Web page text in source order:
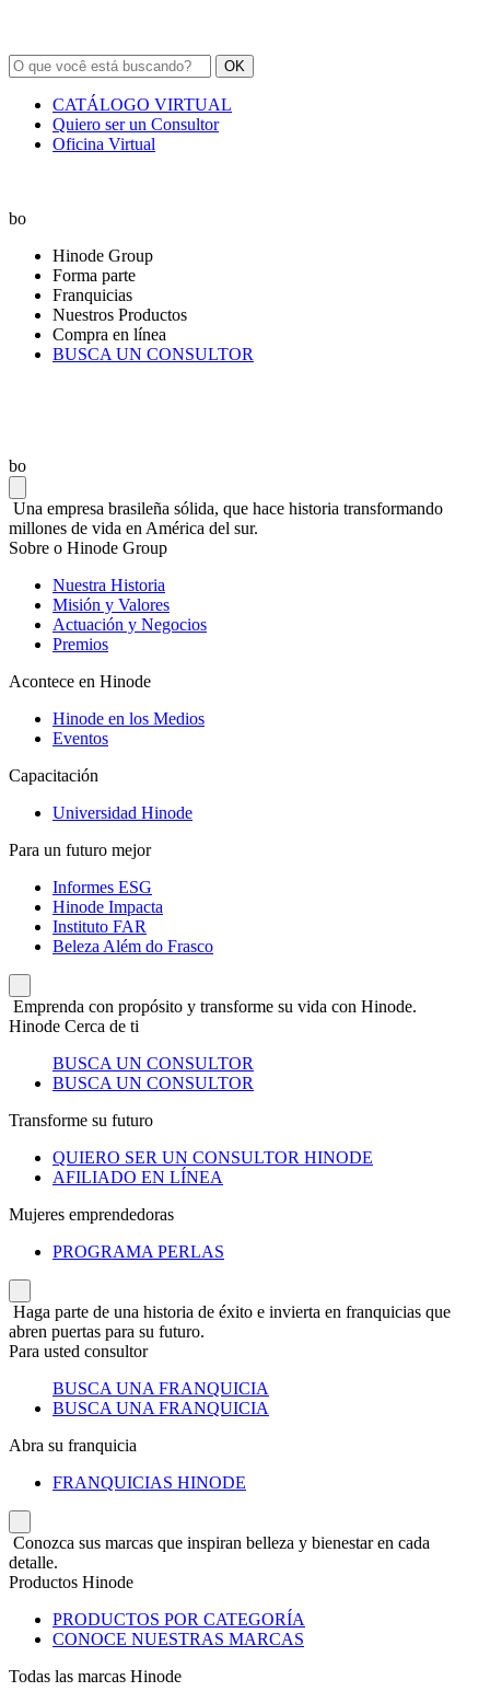
OK
CATÁLOGO VIRTUAL
Quiero ser un Consultor
Oficina Virtual
bo
Hinode Group
Forma parte
Franquicias
Nuestros Productos
Compra en línea
BUSCA UN CONSULTOR
bo
Una empresa brasileña sólida, que hace historia transformando
millones de vida en América del sur.
Sobre o Hinode Group
Nuestra Historia
Misión y Valores
Actuación y Negocios
Premios
Acontece en Hinode
Hinode en los Medios
Eventos
Capacitación
Universidad Hinode
Para un futuro mejor
Informes ESG
Hinode Impacta
Instituto FAR
Beleza Além do Frasco
Emprenda con propósito y transforme su vida con Hinode.
Hinode Cerca de ti
BUSCA UN CONSULTOR
BUSCA UN CONSULTOR
Transforme su futuro
QUIERO SER UN CONSULTOR HINODE
AFILIADO EN LÍNEA
Mujeres emprendedoras
PROGRAMA PERLAS
Haga parte de una historia de éxito e invierta en franquicias que
abren puertas para su futuro.
Para usted consultor
BUSCA UNA FRANQUICIA
BUSCA UNA FRANQUICIA
Abra su franquicia
FRANQUICIAS HINODE
Conozca sus marcas que inspiran belleza y bienestar en cada
detalle.
Productos Hinode
PRODUCTOS POR CATEGORÍA
CONOCE NUESTRAS MARCAS
Todas las marcas Hinode